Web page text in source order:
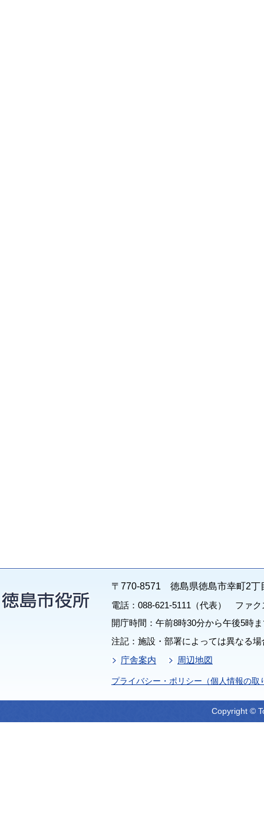
〒770-8571 徳島県徳島市幸町2丁
電話：088-621-5111（代表） ファク
開庁時間：午前8時30分から午後5時
注記：施設・部署によっては異なる
庁舎案内
周辺地図
プライバシー・ポリシー（個人情報の取
Copyright ©